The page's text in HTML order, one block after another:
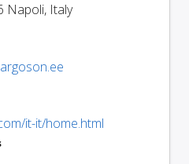
Napoli, Italy
it-it/home.html